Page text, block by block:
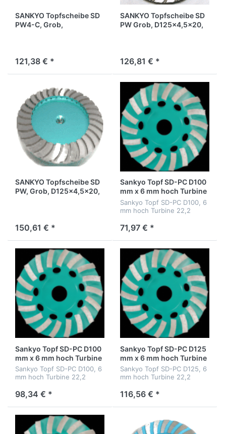
SANKYO Topfscheibe SD
PW4-C, Grob,
121,38 € *
SANKYO Topfscheibe SD
PW Grob, D125x4,5x20,
126,81 € *
SANKYO Topfscheibe SD
PW, Grob, D125x4,5x20,
150,61 € *
Sankyo Topf SD-PC D100
mm x 6 mm hoch Turbine
22,2
Sankyo Topf SD-PC D100, 6
mm hoch Turbine 22,2
71,97 € *
Sankyo Topf SD-PC D100
mm x 6 mm hoch Turbine
M 14 i
Sankyo Topf SD-PC D100, 6
mm hoch Turbine 22,2
98,34 € *
Sankyo Topf SD-PC D125
mm x 6 mm hoch Turbine
22,2
Sankyo Topf SD-PC D125, 6
mm hoch Turbine 22,2
116,56 € *